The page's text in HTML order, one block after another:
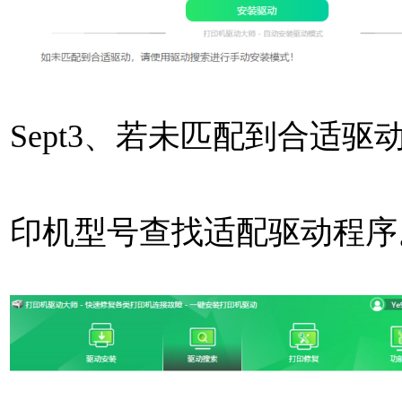
Sept3、若未匹配到合适驱
印机型号查找适配驱动程